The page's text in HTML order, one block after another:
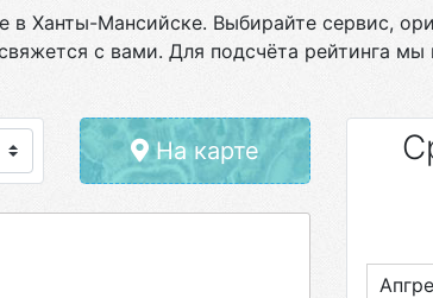
Ханты-Мансийске. Выбирайте сервис,
с вами. Для подсчёта рейтинга мы
На карте